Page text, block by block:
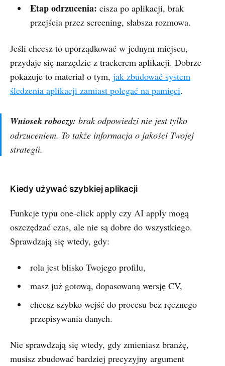
Etap odrzucenia: cisza po aplikacji, brak
przejścia przez screening, słabsza rozmowa.
Jeśli chcesz to uporządkować w jednym miejscu,
przydaje się narzędzie z trackerem aplikacji. Dobrze
pokazuje to materiał o tym, jak zbudować system
śledzenia aplikacji zamiast polegać na pamięci.
Wniosek roboczy: brak odpowiedzi nie jest tylko
odrzuceniem. To także informacja o jakości Twojej
strategii.
Kiedy używać szybkiej aplikacji
Funkcje typu one-click apply czy AI apply mogą
oszczędzać czas, ale nie są dobre do wszystkiego.
Sprawdzają się wtedy, gdy:
rola jest blisko Twojego profilu,
masz już gotową, dopasowaną wersję CV,
chcesz szybko wejść do procesu bez ręcznego
przepisywania danych.
Nie sprawdzają się wtedy, gdy zmieniasz branżę,
musisz zbudować bardziej precyzyjny argument